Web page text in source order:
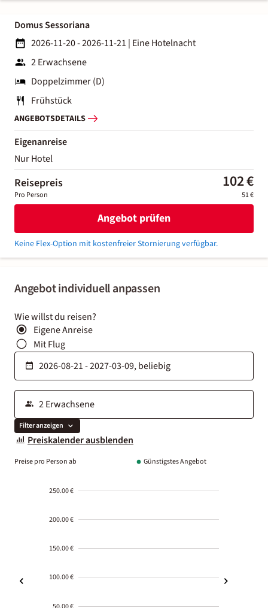
Angebot individuell anpassen
Wie willst du reisen?
Eigene Anreise
Mit Flug
Filter anzeigen
Preiskalender ausblenden
Preise pro Person ab Günstigstes Angebot
250.00 €
200.00 €
150.00 €
100.00 €
Domus Sessoriana
2026-11-20 - 2026-11-21 | Eine Hotelnacht
2 Erwachsene
Doppelzimmer (D)
Frühstück
ANGEBOTSDETAILS
Eigenanreise
Nur Hotel
Reisepreis 102 €
Pro Person 51 €
Angebot prüfen
Keine Flex-Option mit kostenfreier Stornierung verfügbar.